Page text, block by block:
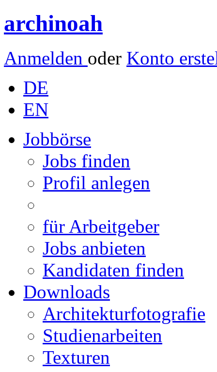
archinoah
Anmelden oder Konto
DE
EN
Jobbörse
Jobs finden
Profil anlegen
für Arbeitgeber
Jobs anbieten
Kandidaten finden
Downloads
Architekturfotografie
Studienarbeiten
Texturen